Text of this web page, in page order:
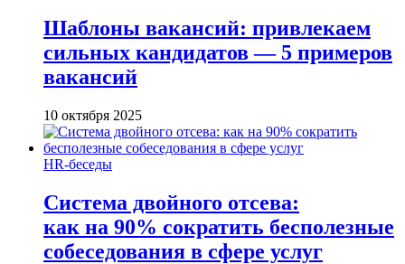
Шаблоны вакансий: привлекаем
сильных кандидатов — 5 примеров
вакансий
10 октября 2025
HR-беседы
Система двойного отсева:
как на 90% сократить бесполезные
собеседования в сфере услуг